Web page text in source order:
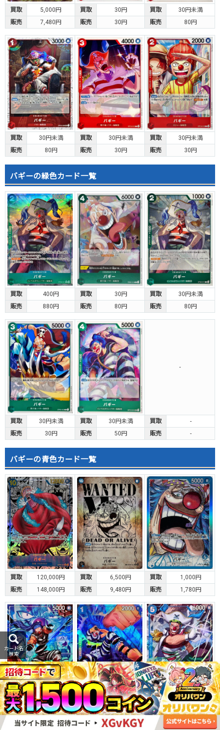
買取 5,000円 買取 30円 買取
30円未満
販売
7,480円 販売 30円 販売 80円
買取 30円未満 買取 30円未満 買取
30円未満
販売
80円 販売 30円 販売 30円
バギーの緑色カード一覧
買取 400円 買取 30円 買取
30円未満
販売
880円 販売 80円 販売 80円
-
買取 30円未満 買取 30円未満 買取
-
販売
30円 販売 50円 販売 -
バギーの青色カード一覧
買取 120,000円 買取 6,500円 買取
1,000円
販売
148,000円 販売 9,480円 販売 1,780円
買取 1,000円 買取 700円 買取
600円
販売
1,680円 販売 1,080円 販売 1,080円
カード名
検索